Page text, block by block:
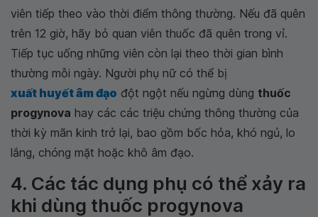
viên tiếp theo vào thời điểm thông thường. Nếu đã quên
trên 12 giờ, hãy bỏ quan viên thuốc đã quên trong vỉ.
Tiếp tục uống những viên còn lại theo thời gian bình
thường mỗi ngày. Người phụ nữ có thể bị
xuất huyết âm đạo đột ngột nếu ngừng dùng thuốc
progynova hay các các triệu chứng thông thường của
thời kỳ mãn kinh trở lại, bao gồm bốc hỏa, khó ngủ, lo
lắng, chóng mặt hoặc khô âm đạo.
4. Các tác dụng phụ có thể xảy ra
khi dùng thuốc progynova